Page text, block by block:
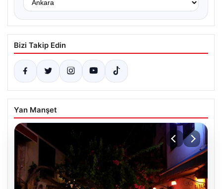
Bizi Takip Edin
Yan Manşet